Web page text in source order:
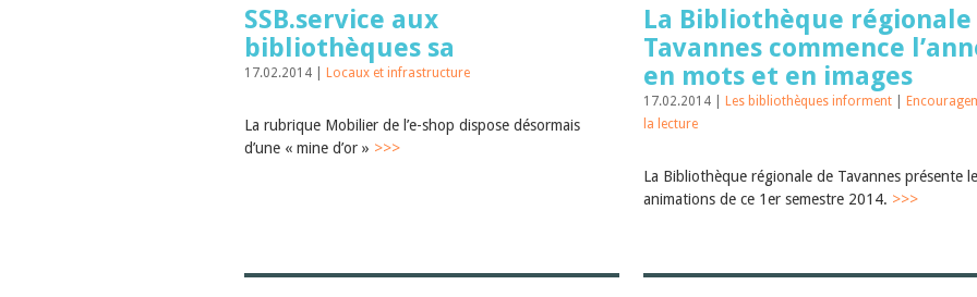
SSB.service aux
bibliothèques sa
17.02.2014 | Locaux et infrastructure
La rubrique Mobilier de l’e-shop dispose désormais
d’une « mine d’or » >>>
La Bibliothèque régionale
Tavannes commence
en mots et en images
17.02.2014 | Les bibliothèques informent
la lecture
La Bibliothèque régionale de Tavannes présente
animations de ce 1er semestre 2014. >>>